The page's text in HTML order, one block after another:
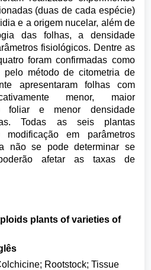
(duas de cada espécie)
e a origem nucelar, além de
das folhas, a densidade
fisiológicos. Dentre as
foram confirmadas como
pelo método de citometria de
apresentaram folhas com
menor, maior
foliar e menor densidade
Todas as seis plantas
modificação em parâmetros
não se pode determinar se
afetar as taxas de
plants of varieties of
Rootstock; Tissue